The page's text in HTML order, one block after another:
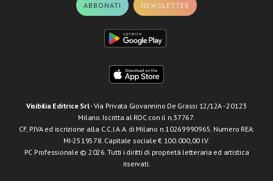
ABBONATI NEWSLETTER
Visibilia Editrice Srl- Via Privata Giovannino De Grassi 12/12A - 20123
Milano. Iscritta al ROC con il n.37767.
CF, P.IVA ed iscrizione alla C.C.I.A.A. di Milano n.10269990965. Numero REA:
MI-2519578. Capitale sociale € 100.000,00 I.V.
PC Professionale © 2026. Tutti i diritti di proprietà letteraria ed artistica
riservati.